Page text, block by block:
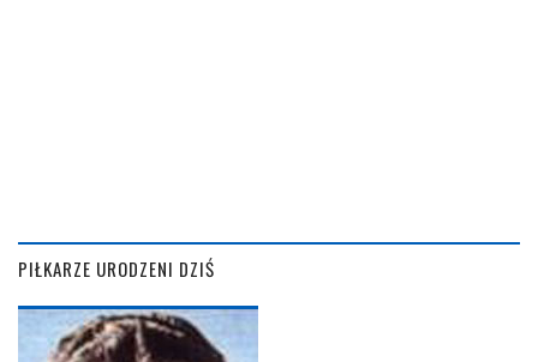
PIŁKARZE URODZENI DZIŚ